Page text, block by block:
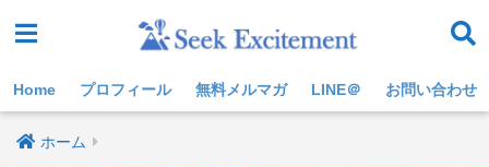
Home プロフィール 無料メルマガ LINE＠ お問い合わせ
ホーム